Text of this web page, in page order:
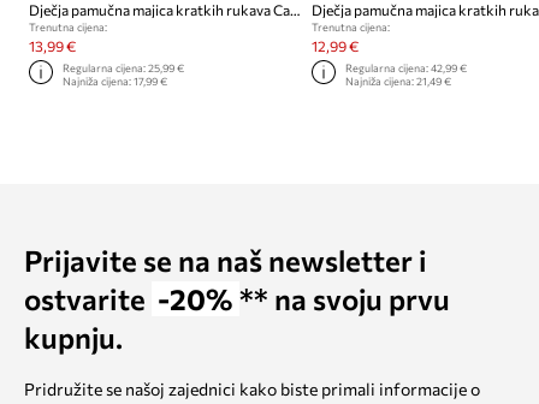
Dječja pamučna majica kratkih rukava Calvin Klein Jeans
Trenutna cijena:
13,99 €
Regularna cijena:25,99 €
Najniža cijena:17,99 €
Trenutna cijena:
12,99 €
Regularna cijena: 42,99 €
Najniža cijena: 21,49 €
Prijavite se na naš newsletter i
ostvarite -20% ** na svoju prvu
kupnju.
Pridružite se našoj zajednici kako biste primali informacije o